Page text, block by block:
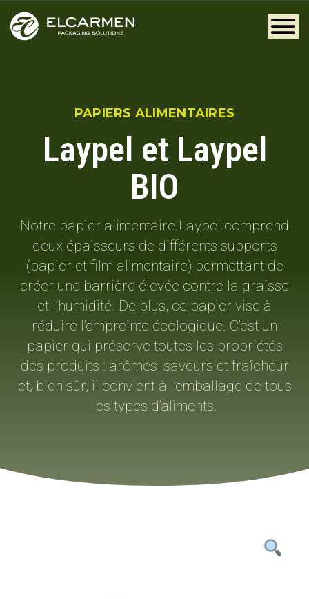
PAPIERS ALIMENTAIRES
Laypel et Laypel
BIO
Notre papier alimentaire Laypel comprend
deux épaisseurs de différents supports
(papier et film alimentaire) permettant de
créer une barrière élevée contre la graisse
et l’humidité. De plus, ce papier vise à
réduire l’empreinte écologique. C’est un
papier qui préserve toutes les propriétés
des produits : arômes, saveurs et fraîcheur
et, bien sûr, il convient à l’emballage de tous
les types d’aliments.